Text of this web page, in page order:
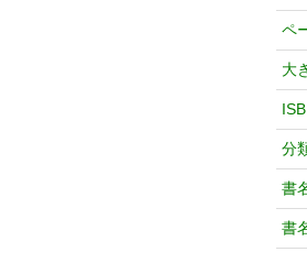
ペ
大
分
書
書